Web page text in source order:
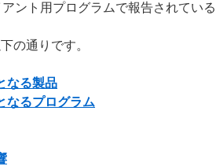
ント用プログラムで報告されてい
の通りです。
なる製品
なるプログラム